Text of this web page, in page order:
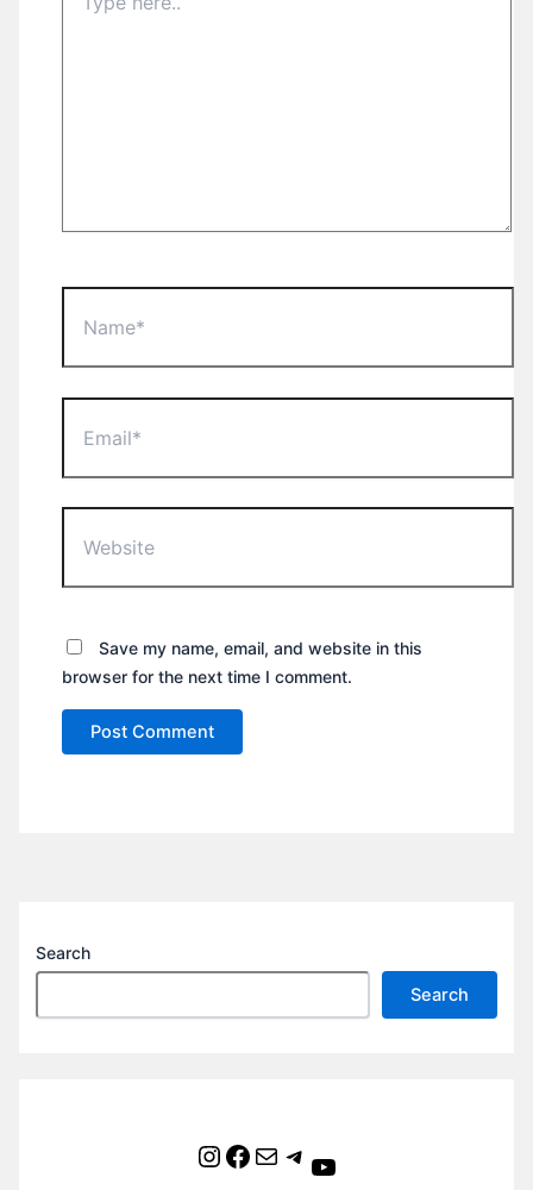
here..
Save my name, email, and website in this
browser for the next time I comment.
Search
Search
Instagram Facebook Mail Telegram YouTube